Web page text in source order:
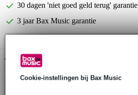
Cookie-instellingen bij Bax Music
30 dagen 'niet goed geld terug' garantie
3 jaar Bax Music garantie
Gratis ophalen in de winkel
Productinformatie